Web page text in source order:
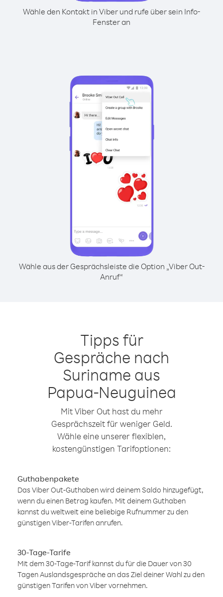
Wähle den Kontakt in Viber und rufe über sein Info-
Fenster an
Wähle aus der Gesprächsleiste die Option „Viber Out-
Anruf“
Tipps für
Gespräche nach
Suriname aus
Papua-Neuguinea
Mit Viber Out hast du mehr
Gesprächszeit für weniger Geld.
Wähle eine unserer flexiblen,
kostengünstigen Tarifoptionen:
Guthabenpakete
Das Viber Out-Guthaben wird deinem Saldo hinzugefügt,
wenn du einen Betrag kaufen. Mit deinem Guthaben
kannst du weltweit eine beliebige Rufnummer zu den
günstigen Viber-Tarifen anrufen.
30-Tage-Tarife
Mit dem 30-Tage-Tarif kannst du für die Dauer von 30
Tagen Auslandsgespräche an das Ziel deiner Wahl zu den
günstigen Tarifen von Viber vornehmen.